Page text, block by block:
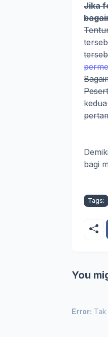
Jika
bagi
Tags:
You
Error: